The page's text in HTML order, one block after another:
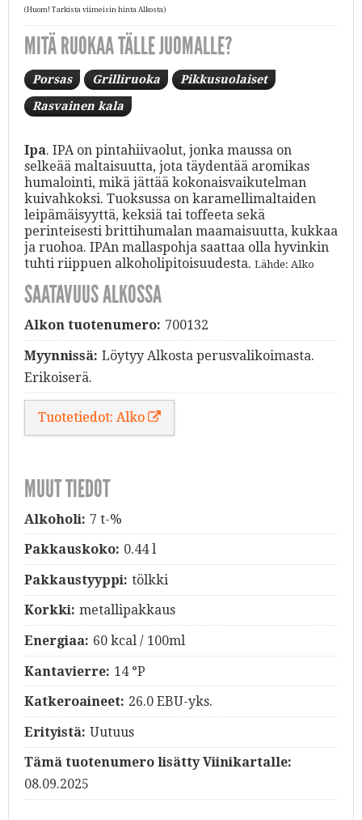
(Huom! Tarkista viimeisin hinta Alkosta)
MITÄ RUOKAA TÄLLE JUOMALLE?
Porsas Grilliruoka Pikkusuolaiset
Rasvainen kala
Ipa. IPA on pintahiivaolut, jonka maussa on
selkeää maltaisuutta, jota täydentää aromikas
humalointi, mikä jättää kokonaisvaikutelman
kuivahkoksi. Tuoksussa on karamellimaltaiden
leipämäisyyttä, keksiä tai toffeeta sekä
perinteisesti brittihumalan maamaisuutta, kukkaa
ja ruohoa. IPAn mallaspohja saattaa olla hyvinkin
tuhti riippuen alkoholipitoisuudesta. Lähde: Alko
SAATAVUUS ALKOSSA
Alkon tuotenumero: 700132
Myynnissä: Löytyy Alkosta perusvalikoimasta.
Erikoiserä.
Tuotetiedot: Alko
MUUT TIEDOT
Alkoholi: 7 t-%
Pakkauskoko: 0.44 l
Pakkaustyyppi: tölkki
Korkki: metallipakkaus
Energiaa: 60 kcal / 100ml
Kantavierre: 14 °P
Katkeroaineet: 26.0 EBU-yks.
Erityistä: Uutuus
Tämä tuotenumero lisätty Viinikartalle:
08.09.2025